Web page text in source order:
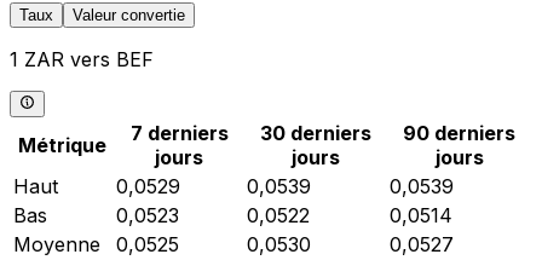
Taux Valeur convertie
1 ZAR vers BEF
Métrique
7 derniers
jours
30 derniers
jours
90 derniers
jours
Haut
0,0529 0,0539
0,0539
Bas
0,0523 0,0522
0,0514
Moyenne
0,0525 0,0530
0,0527